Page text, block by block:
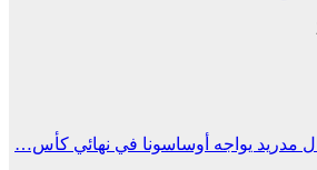
مدريد يواجه أوساسونا في نهائي كأس…